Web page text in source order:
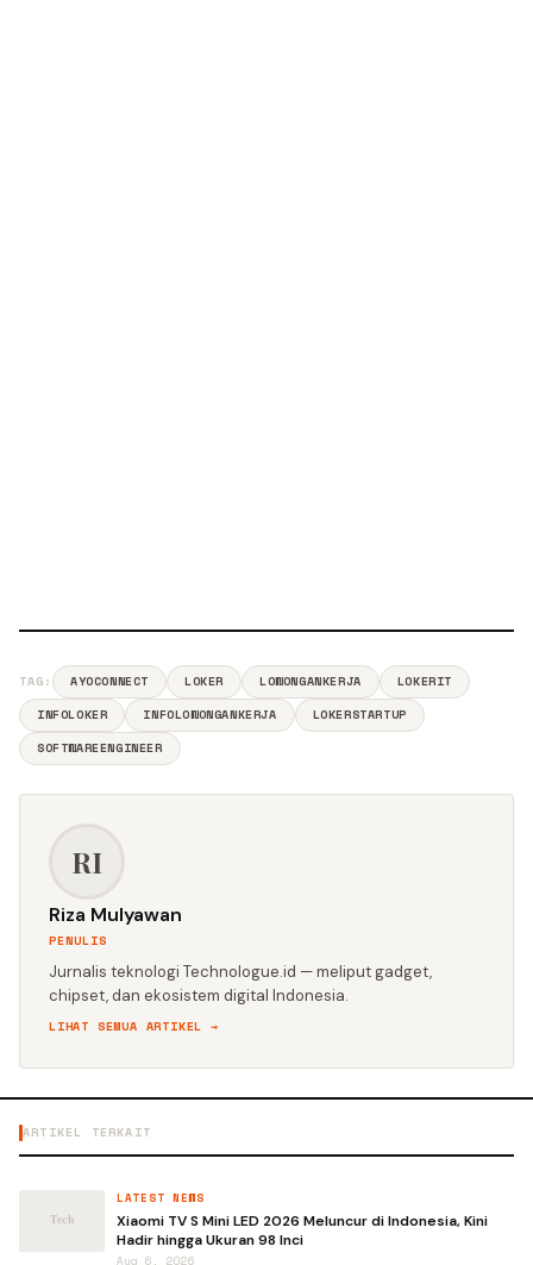
TAG: AYOCONNECT LOKER LOWONGANKERJA
LOKERIT
INFOLOKER
INFOLOWONGANKERJA
LOKERSTARTUP
SOFTWAREENGINEER
RI
Riza Mulyawan
PENULIS
Jurnalis teknologi Technologue.id — meliput gadget,
chipset, dan ekosistem digital Indonesia.
LIHAT SEMUA ARTIKEL →
ARTIKEL TERKAIT
LATEST NEWS
Xiaomi TV S Mini LED 2026 Meluncur di Indonesia, Kini
Hadir hingga Ukuran 98 Inci
Aug 6, 2026